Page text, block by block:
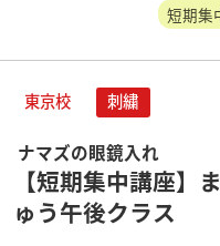
短期集
東京校 刺繍
ナマズの眼鏡入れ
【短期集中講座】
ゅう午後クラス